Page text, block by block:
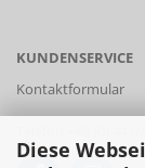
Diese
KUNDENSERVICE
Kontaktformular